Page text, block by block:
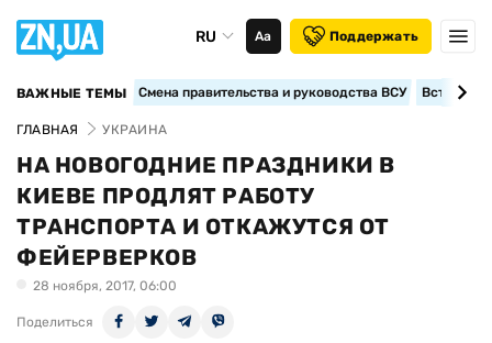
RU Аа Поддержать
ВАЖНЫЕ ТЕМЫ Смена правительства и руководства ВСУ
ГЛАВНАЯ УКРАИНА
НА НОВОГОДНИЕ ПРАЗДНИКИ В
КИЕВЕ ПРОДЛЯТ РАБОТУ
ТРАНСПОРТА И ОТКАЖУТСЯ ОТ
ФЕЙЕРВЕРКОВ
28 ноября, 2017, 06:00
Поделиться